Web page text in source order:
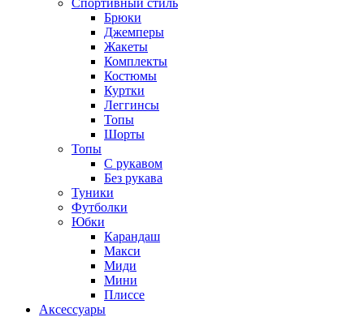
Брюки
Джемперы
Жакеты
Комплекты
Костюмы
Куртки
Леггинсы
Топы
Шорты
Топы
C рукавом
Без рукава
Туники
Футболки
Юбки
Карандаш
Макси
Миди
Мини
Плиссе
Аксессуары